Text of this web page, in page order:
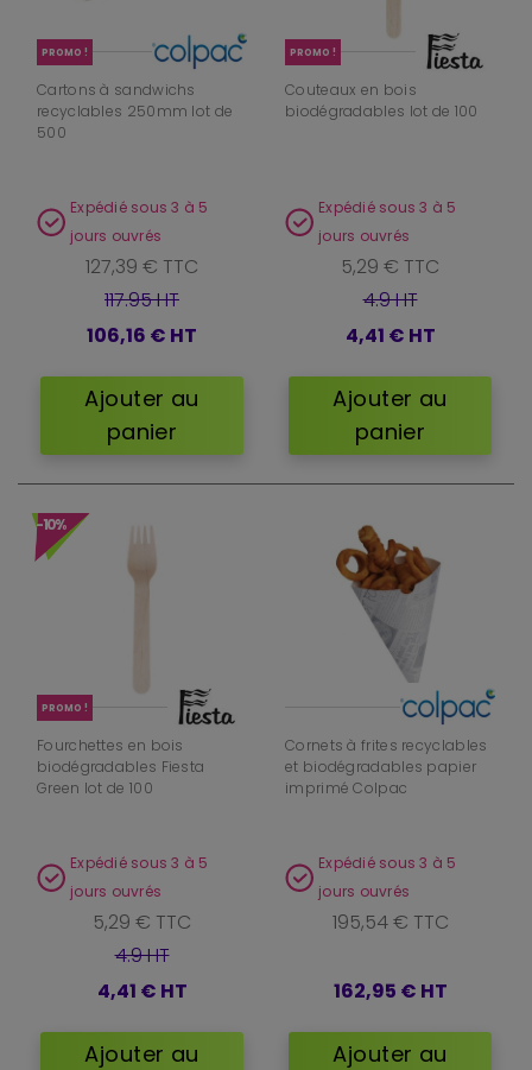
PROMO !
Cartons à sandwichs
recyclables 250mm lot de
500
Expédié sous 3 à 5
jours ouvrés
127,39 € TTC
117.95 HT
106,16 € HT
Ajouter au
panier
PROMO !
Couteaux en bois
biodégradables lot de 100
Expédié sous 3 à 5
jours ouvrés
5,29 € TTC
4.9 HT
4,41 € HT
Ajouter au
panier
-10%
PROMO !
Fourchettes en bois
biodégradables Fiesta
Green lot de 100
Expédié sous 3 à 5
jours ouvrés
5,29 € TTC
4.9 HT
4,41 € HT
Ajouter au
Cornets à frites recyclables
et biodégradables papier
imprimé Colpac
Expédié sous 3 à 5
jours ouvrés
195,54 € TTC
162,95 € HT
Ajouter au